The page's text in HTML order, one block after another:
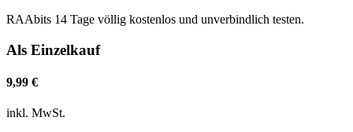
RAAbits 14 Tage völlig kostenlos und unverbindlich testen.
Als Einzelkauf
9,99 €
inkl. MwSt.